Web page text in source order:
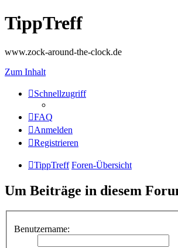
TippTreff
www.zock-around-the-clock.de
Zum Inhalt
Schnellzugriff
FAQ
Anmelden
Registrieren
TippTreff Foren-Übersicht
Um Beiträge in diesem
Benutzername: